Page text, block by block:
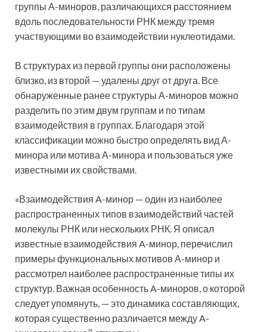
группы А-миноров, различающихся расстоянием
вдоль последовательности РНК между тремя
участвующими во взаимодействии нуклеотидами.
В структурах из первой группы они расположены
близко, из второй — удалены друг от друга. Все
обнаруженные ранее структуры А-миноров можно
разделить по этим двум группам и по типам
взаимодействия в группах. Благодаря этой
классификации можно быстро определять вид А-
минора или мотива А-минора и пользоваться уже
известными их свойствами.
«Взаимодействия A-минор — один из наиболее
распространенных типов взаимодействий частей
молекулы РНК или нескольких РНК. Я описал
известные взаимодействия A-минор, перечислил
примеры функциональных мотивов А-минор и
рассмотрел наиболее распространенные типы их
структур. Важная особенность A-миноров, о которой
следует упомянуть, — это динамика составляющих,
которая существенно различается между A-